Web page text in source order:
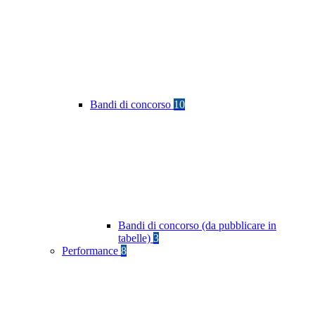
Bandi di concorso 10
Bandi di concorso (da pubblicare in
tabelle) 3
Performance 8